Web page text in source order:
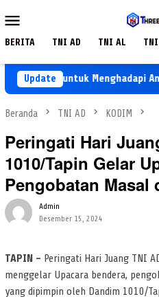
ke
Mobile
BERITA TNI AD TNI AL
Update
TNI untuk Menghadapi
Beranda TNI AD KODIM
Peringati Hari
1010/Tapin Gelar
Pengobatan Masal
Admin
Desember 15, 2024
TAPIN – Peringati Hari Juang TNI
menggelar Upacara bendera,
yang dipimpin oleh Dandim 1010/